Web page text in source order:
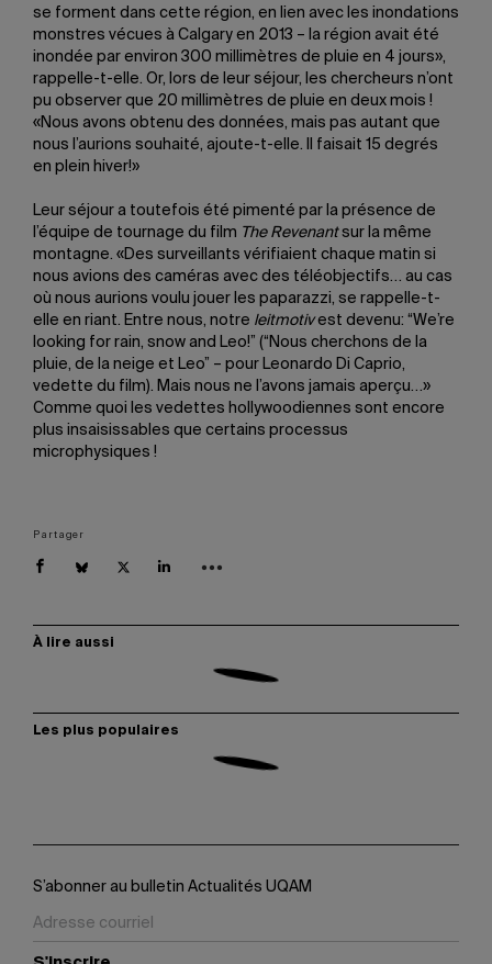
se forment dans cette région, en lien avec les inondations
monstres vécues à Calgary en 2013 – la région avait été
inondée par environ 300 millimètres de pluie en 4 jours»,
rappelle-t-elle. Or, lors de leur séjour, les chercheurs n’ont
pu observer que 20 millimètres de pluie en deux mois !
«Nous avons obtenu des données, mais pas autant que
nous l’aurions souhaité, ajoute-t-elle. Il faisait 15 degrés
en plein hiver!»
Leur séjour a toutefois été pimenté par la présence de
l’équipe de tournage du film The Revenantsur la même
montagne. «Des surveillants vérifiaient chaque matin si
nous avions des caméras avec des téléobjectifs… au cas
où nous aurions voulu jouer les paparazzi, se rappelle-t-
elle en riant. Entre nous, notre leitmotivest devenu: “We’re
looking for rain, snow and Leo!” (“Nous cherchons de la
pluie, de la neige et Leo” – pour Leonardo Di Caprio,
vedette du film). Mais nous ne l’avons jamais aperçu…»
Comme quoi les vedettes hollywoodiennes sont encore
plus insaisissables que certains processus
microphysiques !
Partager
À lire aussi
Les plus populaires
S’abonner au bulletin Actualités UQAM